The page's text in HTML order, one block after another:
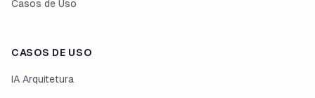
Casos de Uso
CASOS DE USO
IA Arquitetura